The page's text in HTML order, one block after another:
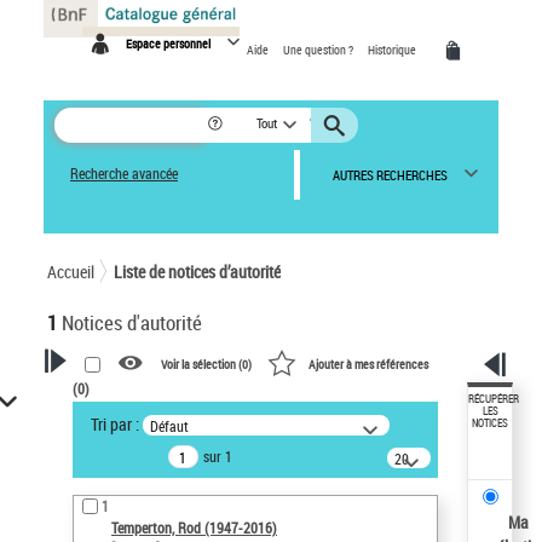
Espace personnel Aide Une question ? Historique
Tout
Recherche avancée AUTRES RECHERCHES
Accueil Liste de notices d’autorité
1 Notices d'autorité
VOTRE RECHERCHE
Recherche avancée dans les
notices d’autorité
Œuvres liées à l'auteur :
Temperton, Rod (1947-2016)
Voir la sélection (0) Ajouter à mes références
(0)
Tri par : Défaut
sur 1
20
résultats/page
1
Temperton, Rod (1947-2016)
RÉCUPÉRER
LES
NOTICES
Ma
Panneau de gestion des cookies